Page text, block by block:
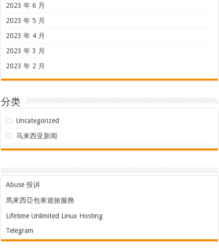
2023 年 6 月
2023 年 5 月
2023 年 4 月
2023 年 3 月
2023 年 2 月
分类
Uncategorized
马来西亚新闻
Abuse 投诉
馬來西亞包車遊旅服務
Lifetime Unlimited Linux Hosting
Telegram